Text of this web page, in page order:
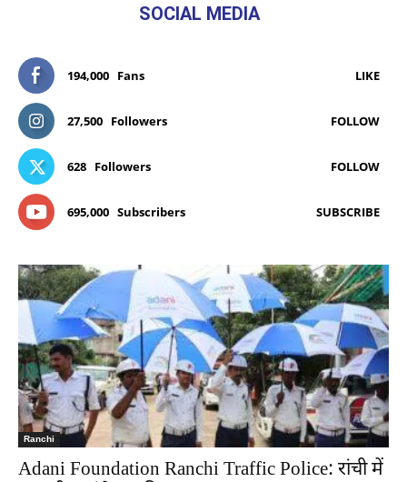
SOCIAL MEDIA
194,000 Fans LIKE
27,500 Followers FOLLOW
628 Followers FOLLOW
695,000 Subscribers SUBSCRIBE
Ranchi
Adani Foundation Ranchi Traffic Police: रांची में